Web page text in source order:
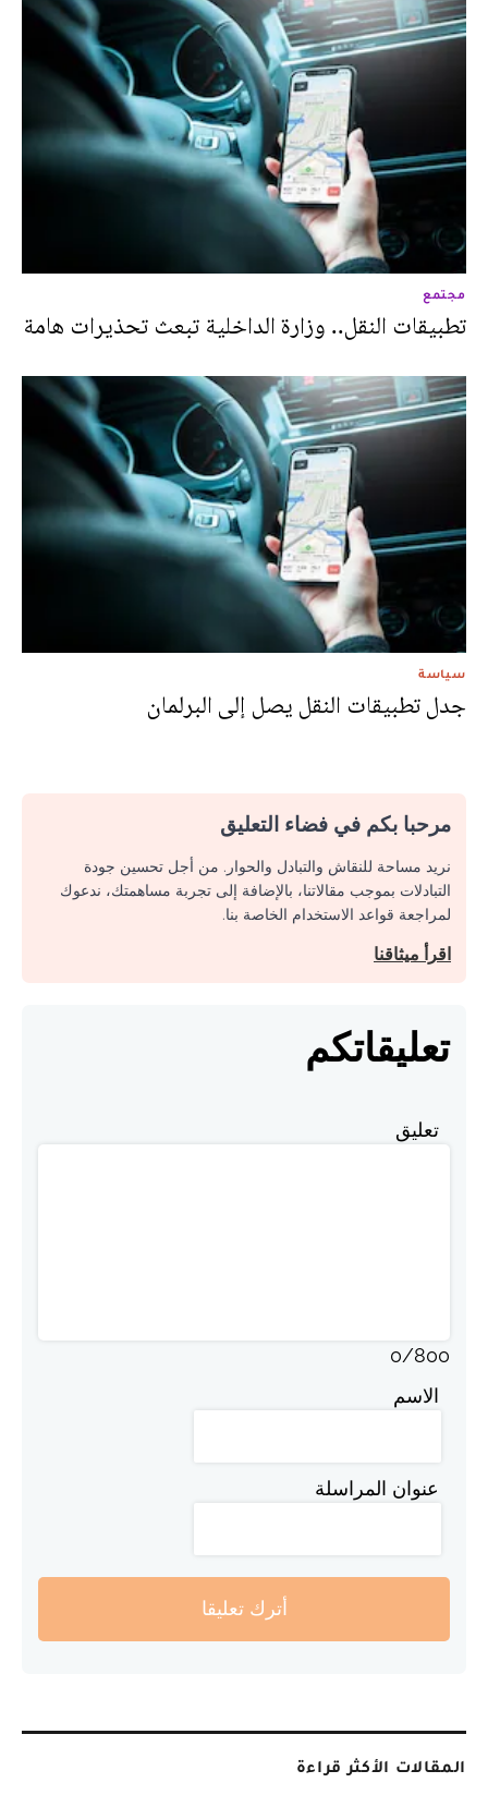
مجتمع
تطبيقات النقل.. وزارة الداخلية تبعث تحذيرات هامة
سياسة
جدل تطبيقات النقل يصل إلى البرلمان
مرحبا بكم في فضاء التعليق
نريد مساحة للنقاش والتبادل والحوار. من أجل تحسين جودة
التبادلات بموجب مقالاتنا، بالإضافة إلى تجربة مساهمتك، ندعوك
لمراجعة قواعد الاستخدام الخاصة بنا.
اقرأ ميثاقنا
تعليقاتكم
تعليق
0/800
الاسم
عنوان المراسلة
أترك تعليقا
المقالات الأكثر قراءة